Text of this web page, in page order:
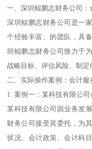
一、深圳鲲鹏志财务公司
深圳鲲鹏志财务公司是一
个经验丰富、的团队，具
圳鲲鹏志财务公司致力于
战略目标、评估风险、制定
二、实际操作案例：会计
1. 案例一：某科技有限公司
某科技有限公司因业务发
财务公司接受其委托，为
状况、会计政策、会计科